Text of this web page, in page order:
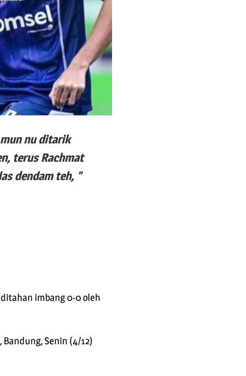
mun nu ditarik
terus Rachmat
dendam teh, ”
imbang 0-0 oleh
Senin (4/12)